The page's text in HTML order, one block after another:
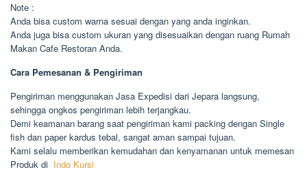
Note :
Anda bisa custom warna sesuai dengan yang anda inginkan.
Anda juga bisa custom ukuran yang disesuaikan dengan ruang Rumah
Makan Cafe Restoran Anda.
Cara Pemesanan & Pengiriman
Pengiriman menggunakan Jasa Expedisi dari Jepara langsung,
sehingga ongkos pengiriman lebih terjangkau.
Demi keamanan barang saat pengiriman kami packing dengan Single
fish dan paper kardus tebal, sangat aman sampai tujuan.
Kami selalu memberikan kemudahan dan kenyamanan untuk memesan
Produk di Indo Kursi